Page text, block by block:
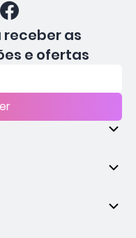
as
e ofertas